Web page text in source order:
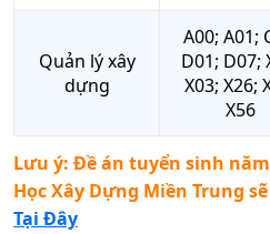
Quản lý xây
dựng
A00; A01;
D01; D07;
X03; X26;
X56
Lưu ý: Đề án tuyển sinh năm
Học Xây Dựng Miền Trung
Tại Đây